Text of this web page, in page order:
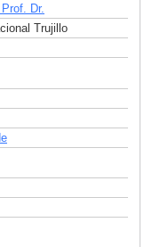
Dr.
Trujillo